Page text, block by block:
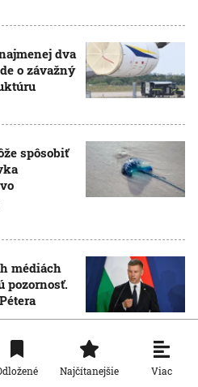
dva
o závažný
spôsobiť
médiách
pozornosť.
horúčavami: V Severnej
Najčítanejšie Viac